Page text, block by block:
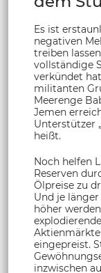
Es ist
negativen
treiben
vollständige
verkündet
militanten
Meerenge
Jemen
Unterstützer
heißt.
Noch helfen
Reserven
Ölpreise zu
Und je
höher
eingepreist.
inzwischen